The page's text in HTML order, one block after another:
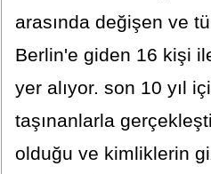
arasında değişen ve
Berlin'e giden 16 kişi
yer alıyor. son 10 yıl
taşınanlarla
olduğu ve kimliklerin